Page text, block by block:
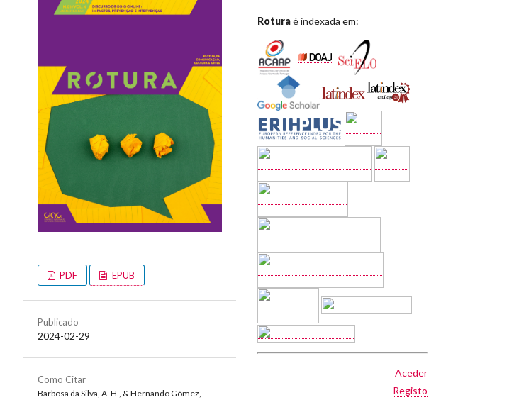
PDF EPUB
Publicado
2024-02-29
Como Citar
Barbosa da Silva, A. H., & Hernando Gómez,
Roturaé indexada em:
Aceder
Registo